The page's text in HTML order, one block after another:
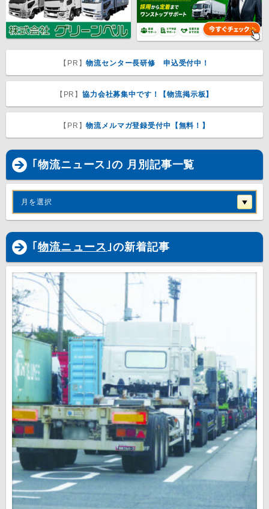
【PR】物流センター長研修 申込受付中！
【PR】協力会社募集中です！【物流掲示板】
【PR】物流メルマガ登録受付中【無料！】
｢物流ニュース｣の 月別記事一覧
月を選択
｢ 物流ニュース｣の新着記事